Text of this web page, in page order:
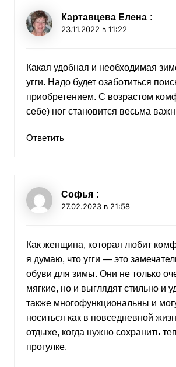
Картавцева Елена :
23.11.2022 в 11:22
Какая удобная и необходимая
угги. Надо будет озаботиться
приобретением. С возрастом
себе) ног становится весьма
Ответить
Софья :
27.02.2023 в 21:58
Как женщина, которая любит
я думаю, что угги — это
обуви для зимы. Они не только
мягкие, но и выглядят стильно и
также многофункциональны и
носиться как в повседневной
отдыхе, когда нужно сохранить
прогулке.